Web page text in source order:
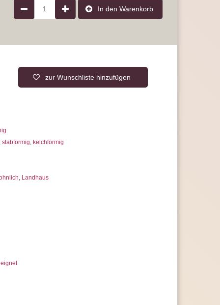
maximal 40 Watt pro Brennstelle
für den Lichtbetrieb
statt der üblichen 2 Jahre
jederzeit
Artikelanzahl nach Mengenrabatten
1 In den Warenkorb
zur Wunschliste hinzufügen
stabförmig, kelchförmig
, Landhaus